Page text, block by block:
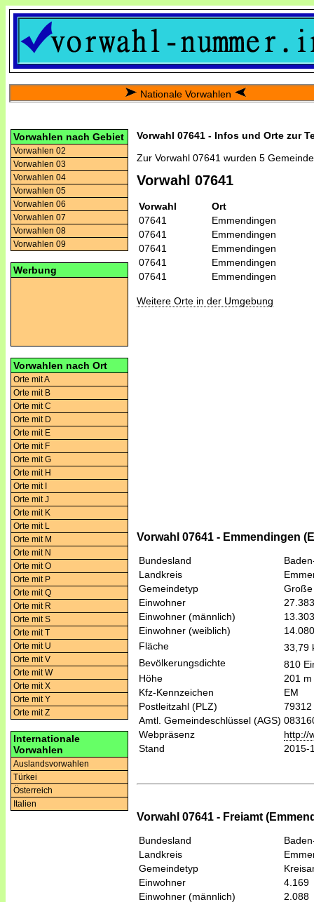
Nationale Vorwahlen
Vorwahlen nach Gebiet
Vorwahlen 02
Vorwahlen 03
Vorwahlen 04
Vorwahlen 05
Vorwahlen 06
Vorwahlen 07
Vorwahlen 08
Vorwahlen 09
Werbung
Vorwahlen nach Ort
Orte mit A
Orte mit B
Orte mit C
Orte mit D
Orte mit E
Orte mit F
Orte mit G
Orte mit H
Orte mit I
Orte mit J
Orte mit K
Orte mit L
Orte mit M
Orte mit N
Orte mit O
Orte mit P
Orte mit Q
Orte mit R
Orte mit S
Orte mit T
Orte mit U
Orte mit V
Orte mit W
Orte mit X
Orte mit Y
Orte mit Z
Internationale
Vorwahlen
Auslandsvorwahlen
Türkei
Österreich
Italien
Vorwahl 07641 - Infos und Orte zur
Zur Vorwahl 07641 wurden 5
Vorwahl 07641
Vorwahl
Ort
07641
Emmendingen
07641
Emmendingen
07641
Emmendingen
07641
Emmendingen
07641
Emmendingen
Weitere Orte in der Umgebung
Vorwahl 07641 - Emmendingen
Bundesland
Landkreis
Gemeindetyp
Einwohner
27.383
Einwohner (männlich)
13.303
Einwohner (weiblich)
14.080
Fläche
33,79
Bevölkerungsdichte
810
Höhe
201 m
Kfz-Kennzeichen
EM
Postleitzahl (PLZ)
79312
Amtl. Gemeindeschlüssel (AGS)
Webpräsenz
http://
Stand
2015-
Vorwahl 07641 - Freiamt
Bundesland
Landkreis
Gemeindetyp
Einwohner
4.169
Einwohner (männlich)
2.088